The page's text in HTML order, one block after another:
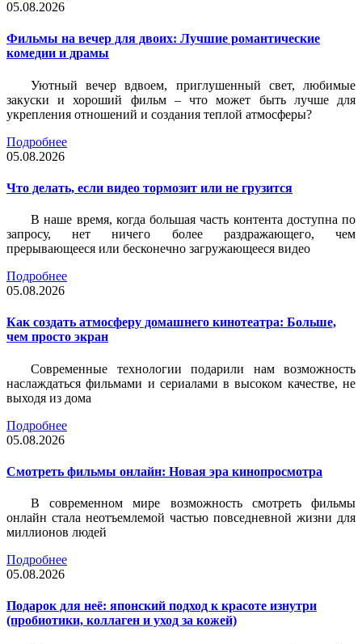
05.08.2026
Фильмы на вечер для двоих: Лучшие романтические
комедии и драмы
Уютный вечер вдвоем, приглушенный свет, любимые
закуски и хороший фильм – что может быть лучше для
укрепления отношений и создания теплой атмосферы?
Подробнее
05.08.2026
Что делать, если видео тормозит или не грузится
В наше время, когда большая часть контента доступна по
запросу, нет ничего более раздражающего, чем
прерывающееся или бесконечно загружающееся видео
Подробнее
05.08.2026
Как создать атмосферу домашнего кинотеатра: Больше,
чем просто экран
Современные технологии подарили нам возможность
наслаждаться фильмами и сериалами в высоком качестве, не
выходя из дома
Подробнее
05.08.2026
Смотреть фильмы онлайн: Новая эра кинопросмотра
В современном мире возможность смотреть фильмы
онлайн стала неотъемлемой частью повседневной жизни для
миллионов людей
Подробнее
05.08.2026
Подарок для неё: японский подход к красоте изнутри
(пробиотики, коллаген и уход за кожей)